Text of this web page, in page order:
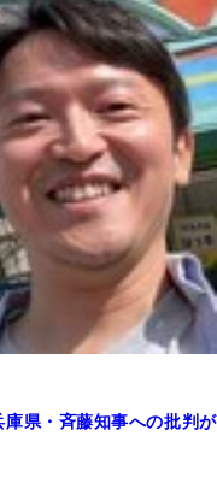
県・斉藤知事への批判が